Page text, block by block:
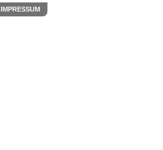
IMPRESSUM